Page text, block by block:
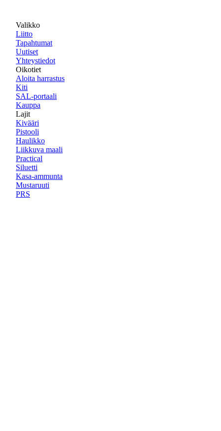
Valikko
Liitto
Tapahtumat
Uutiset
Yhteystiedot
Oikotiet
Aloita harrastus
Kiti
SAL-portaali
Kauppa
Lajit
Kivääri
Pistooli
Haulikko
Liikkuva maali
Practical
Siluetti
Kasa-ammunta
Mustaruuti
PRS